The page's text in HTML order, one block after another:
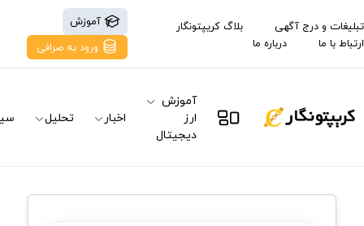
تبلیغات و درج آگهی
بلاگ کریپتونگار
ارتباط با ما
درباره ما
آموزش
ورود به صرافی
آموزش
ارز
دیجیتال
اخبار تحلیل